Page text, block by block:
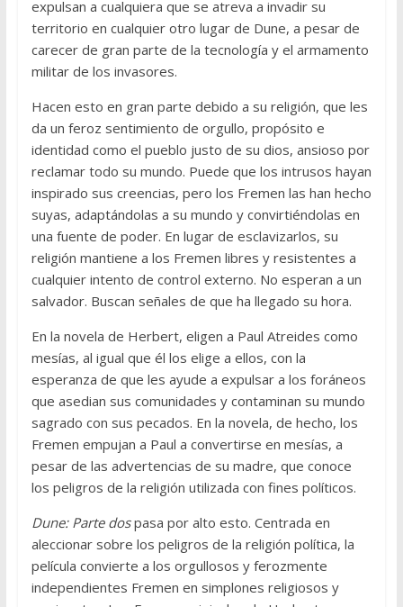
expulsan a cualquiera que se atreva a invadir su
territorio en cualquier otro lugar de Dune, a pesar de
carecer de gran parte de la tecnología y el armamento
militar de los invasores.
Hacen esto en gran parte debido a su religión, que les
da un feroz sentimiento de orgullo, propósito e
identidad como el pueblo justo de su dios, ansioso por
reclamar todo su mundo. Puede que los intrusos hayan
inspirado sus creencias, pero los Fremen las han hecho
suyas, adaptándolas a su mundo y convirtiéndolas en
una fuente de poder. En lugar de esclavizarlos, su
religión mantiene a los Fremen libres y resistentes a
cualquier intento de control externo. No esperan a un
salvador. Buscan señales de que ha llegado su hora.
En la novela de Herbert, eligen a Paul Atreides como
mesías, al igual que él los elige a ellos, con la
esperanza de que les ayude a expulsar a los foráneos
que asedian sus comunidades y contaminan su mundo
sagrado con sus pecados. En la novela, de hecho, los
Fremen empujan a Paul a convertirse en mesías, a
pesar de las advertencias de su madre, que conoce
los peligros de la religión utilizada con fines políticos.
Dune: Parte dospasa por alto esto. Centrada en
aleccionar sobre los peligros de la religión política, la
película convierte a los orgullosos y ferozmente
independientes Fremen en simplones religiosos y